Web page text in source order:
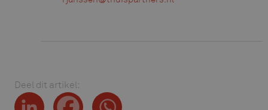
Deel dit artikel: